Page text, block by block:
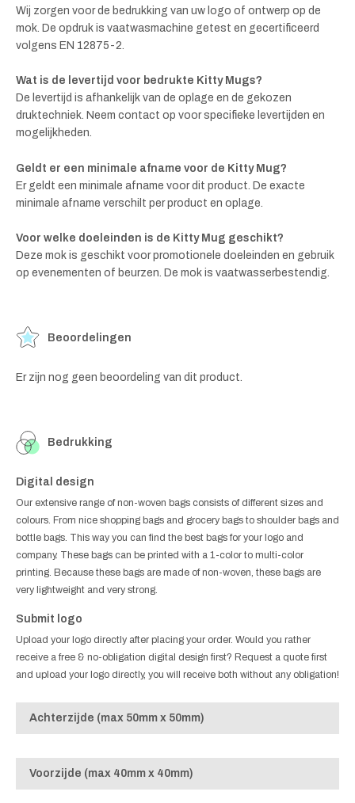
Wij zorgen voor de bedrukking van uw logo of ontwerp op de
mok. De opdruk is vaatwasmachine getest en gecertificeerd
volgens EN 12875-2.
Wat is de levertijd voor bedrukte Kitty Mugs?
De levertijd is afhankelijk van de oplage en de gekozen
druktechniek. Neem contact op voor specifieke levertijden en
mogelijkheden.
Geldt er een minimale afname voor de Kitty Mug?
Er geldt een minimale afname voor dit product. De exacte
minimale afname verschilt per product en oplage.
Voor welke doeleinden is de Kitty Mug geschikt?
Deze mok is geschikt voor promotionele doeleinden en gebruik
op evenementen of beurzen. De mok is vaatwasserbestendig.
Beoordelingen
Er zijn nog geen beoordeling van dit product.
Bedrukking
Digital design
Our extensive range of non-woven bags consists of different sizes and
colours. From nice shopping bags and grocery bags to shoulder bags and
bottle bags. This way you can find the best bags for your logo and
company. These bags can be printed with a 1-color to multi-color
printing. Because these bags are made of non-woven, these bags are
very lightweight and very strong.
Submit logo
Upload your logo directly after placing your order. Would you rather
receive a free & no-obligation digital design first? Request a quote first
and upload your logo directly, you will receive both without any obligation!
Achterzijde (max 50mm x 50mm)
Voorzijde (max 40mm x 40mm)